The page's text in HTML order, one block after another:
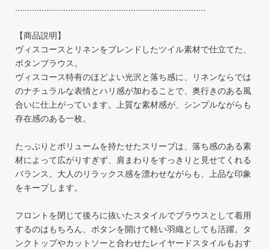
...............................................................................
【商品説明】
ヴィスコースとリネンをブレンドしたツイル素材で仕立てた、
ボタンブラウス。
ヴィスコース特有のほどよい光沢と落ち感に、リネンならでは
のナチュラルな表情とハリ感が加わることで、奥行きのある風
合いに仕上がっています。上質な素材感が、シンプルながらも
存在感のある一枚。
たっぷりとボリュームを持たせたスリーブは、落ち感のある素
材によって広がりすぎず、肩まわりをすっきりと見せてくれる
バランス。大人のリラックス感を漂わせながらも、上品な印象
をキープします。
フロントを閉じて後ろに抜いたスタイルでブラウスとして着用
するのはもちろん、ボタンを開けて軽い羽織としても活躍。タ
ンクトップやカットソーと合わせたレイヤードスタイルもおす